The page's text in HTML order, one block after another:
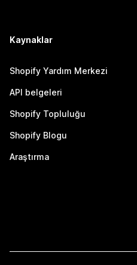
Kaynaklar
Shopify Yardım Merkezi
API belgeleri
Shopify Topluluğu
Shopify Blogu
Araştırma